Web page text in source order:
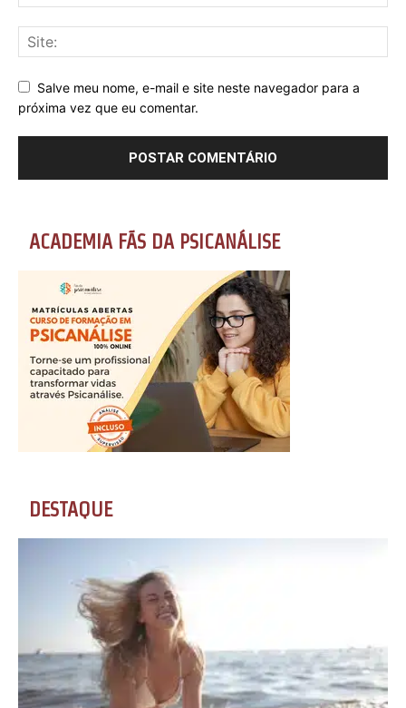
Salve meu nome, e-mail e site neste navegador para a
próxima vez que eu comentar.
ACADEMIA FÃS DA PSICANÁLISE
DESTAQUE